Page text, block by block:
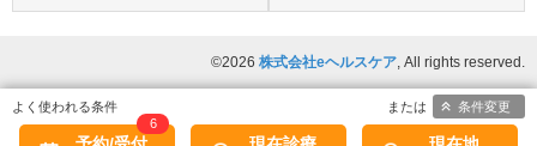
©2026 株式会社eヘルスケア, All rights reserved.
6
条件変更